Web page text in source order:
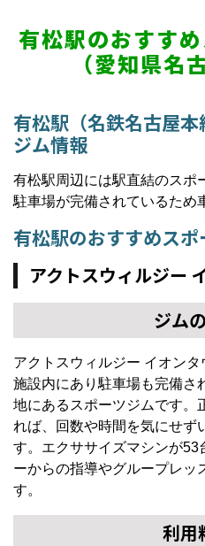
有松駅のおすす
（愛知県名
有松駅（名鉄名古屋
ジム情報
有松駅周辺には駅直結のスポ
駐車場が完備されているため
有松駅のおすすめス
アクトスウィルジー
ジム
アクトスウィルジー イオン
施設内にあり駐車場も完備さ
地にあるスポーツジムです。
れば、回数や時間を気にせず
す。エクササイズマシンが53
ーからの指導やグループレッ
す。
利用